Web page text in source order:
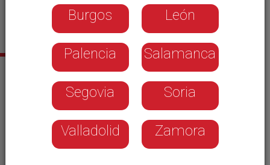
gonzalo.castro@rtvcyl.es
Sus últimas noticias
Burgos León
Palencia Salamanca
Segovia Soria
Valladolid Zamora